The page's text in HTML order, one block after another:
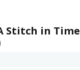
Stitch in Time